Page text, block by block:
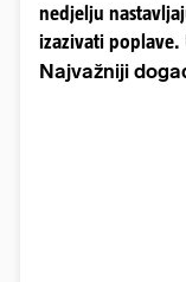
nedjelju
izazivati poplave.
Najvažniji